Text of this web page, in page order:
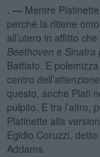
. — Mentre
perché la ritiene
all’utero in affitto
Beethoven e Sinatra
Battiato. E
centro
questo, anche Plati
pulpito. E tra l’altro,
Platinette alla
Egidio Coruzzi,
Addams.